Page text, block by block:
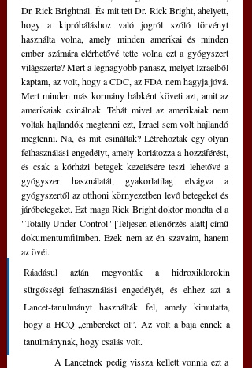
Dr. Rick Brightnál. És mit tett Dr. Rick Bright, ahelyett,
hogy a kipróbáláshoz való jogról szóló törvényt
használta volna, amely minden amerikai és minden
ember számára elérhetővé tette volna ezt a gyógyszert
világszerte? Mert a legnagyobb panasz, melyet Izraelből
kaptam, az volt, hogy a CDC, az FDA nem hagyja jóvá.
Mert minden más kormány bábként követi azt, amit az
amerikaiak csinálnak. Tehát mivel az amerikaiak nem
voltak hajlandók megtenni ezt, Izrael sem volt hajlandó
megtenni. Na, és mit csináltak? Létrehoztak egy olyan
felhasználási engedélyt, amely korlátozza a hozzáférést,
és csak a kórházi betegek kezelésére teszi lehetővé a
gyógyszer használatát, gyakorlatilag elvágva a
gyógyszertől az otthoni környezetben levő betegeket és
járóbetegeket. Ezt maga Rick Bright doktor mondta el a
"Totally Under Control" [Teljesen ellenőrzés alatt] című
dokumentumfilmben. Ezek nem az én szavaim, hanem
az övéi.
Ráadásul aztán megvonták a hidroxiklorokin
sürgősségi felhasználási engedélyét, és ehhez azt a
Lancet-tanulmányt használták fel, amely kimutatta,
hogy a HCQ „embereket öl”. Az volt a baja ennek a
tanulmánynak, hogy csalás volt.